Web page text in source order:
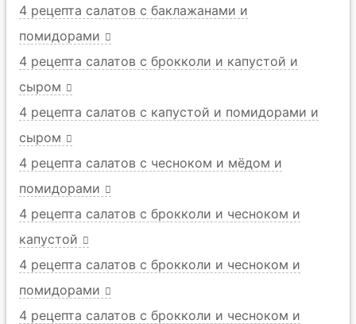
4 рецепта салатов с баклажанами и
помидорами
4 рецепта салатов с брокколи и капустой и
сыром
4 рецепта салатов с капустой и помидорами и
сыром
4 рецепта салатов с чесноком и мёдом и
помидорами
4 рецепта салатов с брокколи и чесноком и
капустой
4 рецепта салатов с брокколи и чесноком и
помидорами
4 рецепта салатов с брокколи и чесноком и